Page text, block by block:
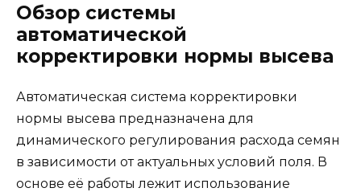
Обзор системы
автоматической
корректировки нормы высева
Автоматическая система корректировки
нормы высева предназначена для
динамического регулирования расхода семян
в зависимости от актуальных условий поля. В
основе её работы лежит использование